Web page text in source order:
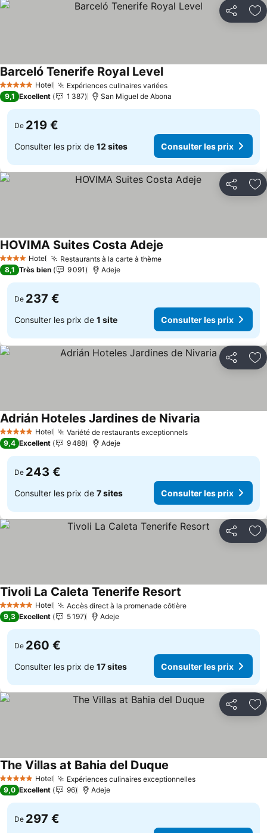
Partager
5 Étoiles Hotel Expériences culinaires variées
Barceló Tenerife Royal Level
9,1 Excellent 1 387 San Miguel de Abona
De 219 €
Consulter les prix de 12 sites Consulter les prix
Partager
4 Étoiles Hotel Restaurants à la carte à thème
HOVIMA Suites Costa Adeje
8,1 Très bien 9 091 Adeje
De 237 €
Consulter les prix de 1 site Consulter les prix
Partager
5 Étoiles Hotel Variété de restaurants exceptionnels
Adrián Hoteles Jardines de Nivaria
9,4 Excellent 9 488 Adeje
De 243 €
Consulter les prix de 7 sites Consulter les prix
Partager
5 Étoiles Hotel Accès direct à la promenade côtière
Tivoli La Caleta Tenerife Resort
9,3 Excellent 5 197 Adeje
De 260 €
Consulter les prix de 17 sites Consulter les prix
Partager
5 Étoiles Hotel Expériences culinaires exceptionnelles
The Villas at Bahia del Duque
9,0 Excellent 96 Adeje
De 297 €